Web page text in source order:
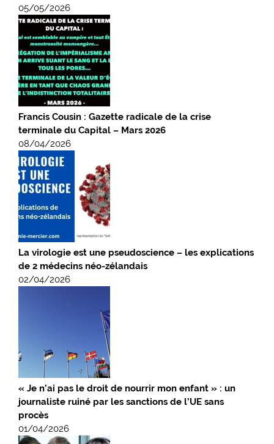
05/05/2026
Francis Cousin : Gazette radicale de la crise
terminale du Capital – Mars 2026
08/04/2026
La virologie est une pseudoscience – les explications
de 2 médecins néo-zélandais
02/04/2026
« Je n’ai pas le droit de nourrir mon enfant » : un
journaliste ruiné par les sanctions de l’UE sans
procès
01/04/2026